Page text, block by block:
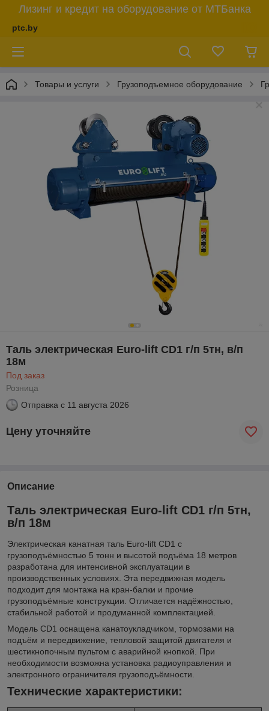
Лизинг и кредит на оборудование от МТБанка
ptc.by
Товары и услуги Грузоподъемное оборудование
Таль электрическая Euro-lift CD1 г/п 5тн, в/п
18м
Под заказ
Розница
Отправка с 11 августа 2026
Цену уточняйте
Описание
Таль электрическая Euro-lift CD1 г/п 5тн,
в/п 18м
Электрическая канатная таль Euro-lift CD1 с
грузоподъёмностью 5 тонн и высотой подъёма 18 метров
разработана для интенсивной эксплуатации в
производственных условиях. Эта передвижная модель
подходит для монтажа на кран-балки и прочие
грузоподъёмные конструкции. Отличается надёжностью,
стабильной работой и продуманной комплектацией.
Модель CD1 оснащена канатоукладчиком, тормозами на
подъём и передвижение, тепловой защитой двигателя и
шестикнопочным пультом с аварийной кнопкой. При
необходимости возможна установка радиоуправления и
электронного ограничителя грузоподъёмности.
Технические характеристики: